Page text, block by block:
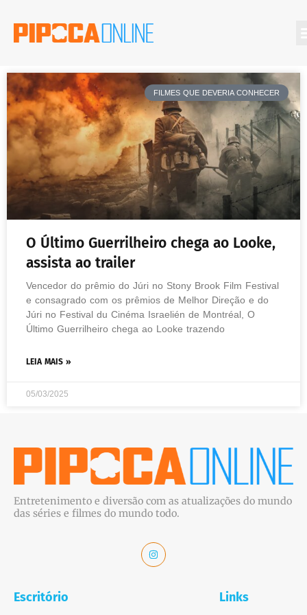
FILMES QUE DEVERIA CONHECER
O Último Guerrilheiro chega ao Looke,
assista ao trailer
Vencedor do prêmio do Júri no Stony Brook Film Festival
e consagrado com os prêmios de Melhor Direção e do
Júri no Festival du Cinéma Israelién de Montréal, O
Último Guerrilheiro chega ao Looke trazendo
LEIA MAIS »
05/03/2025
Entretenimento e diversão com as atualizações do mundo
das séries e filmes do mundo todo.
Escritório Links